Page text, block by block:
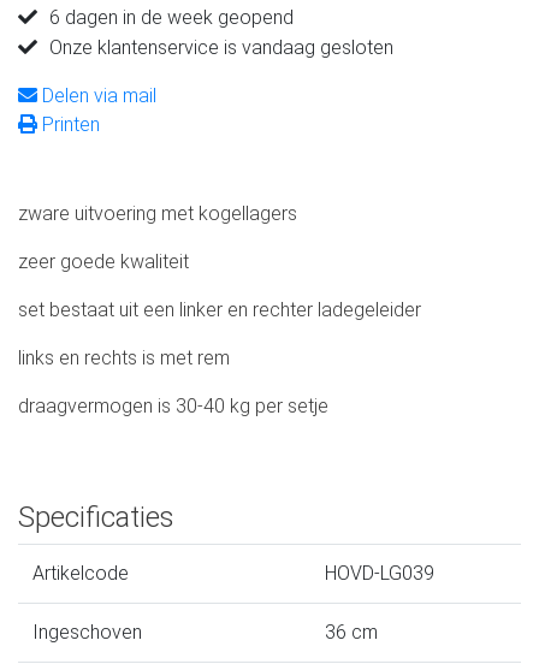
6 dagen in de week geopend
Onze klantenservice is vandaag gesloten
Delen via mail
Printen
zware uitvoering met kogellagers
zeer goede kwaliteit
set bestaat uit een linker en rechter ladegeleider
links en rechts is met rem
draagvermogen is 30-40 kg per setje
Specificaties
Artikelcode HOVD-LG039
Ingeschoven 36 cm